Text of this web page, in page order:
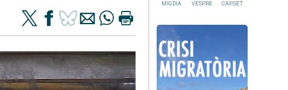
MIGDIA VESPRE CAP.SET